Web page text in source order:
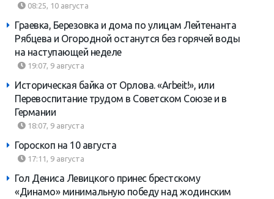
08:25, 10 августа
Граевка, Березовка и дома по улицам Лейтенанта
Рябцева и Огородной останутся без горячей воды
на наступающей неделе
19:07, 9 августа
Историческая байка от Орлова. «Arbeit!», или
Перевоспитание трудом в Советском Союзе и в
Германии
18:07, 9 августа
Гороскоп на 10 августа
17:11, 9 августа
Гол Дениса Левицкого принес брестскому
«Динамо» минимальную победу над жодинским